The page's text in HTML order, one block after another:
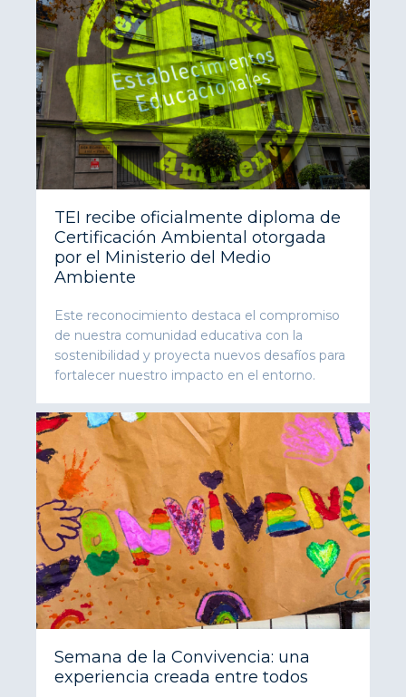
TEI recibe oficialmente diploma de
Certificación Ambiental otorgada
por el Ministerio del Medio
Ambiente
Este reconocimiento destaca el compromiso
de nuestra comunidad educativa con la
sostenibilidad y proyecta nuevos desafíos para
fortalecer nuestro impacto en el entorno.
Semana de la Convivencia: una
experiencia creada entre todos